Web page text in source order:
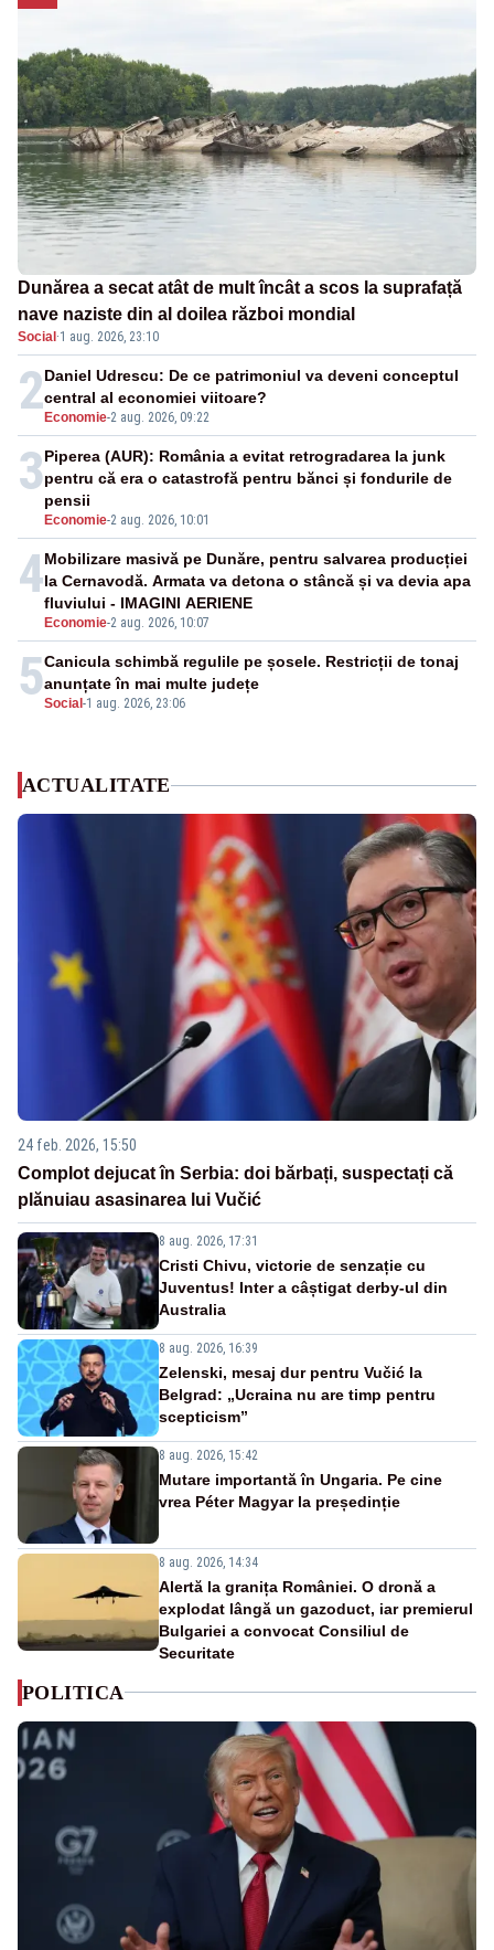
Dunărea a secat atât de mult încât a scos la suprafață
nave naziste din al doilea război mondial
Social ·1 aug. 2026, 23:10
2 Economie-2 aug. 2026, 09:22
Daniel Udrescu: De ce patrimoniul va deveni conceptul
central al economiei viitoare?
3
Economie-2 aug. 2026, 10:01
Piperea (AUR): România a evitat retrogradarea la junk
pentru că era o catastrofă pentru bănci și fondurile de
pensii
4
Economie-2 aug. 2026, 10:07
Mobilizare masivă pe Dunăre, pentru salvarea producției
la Cernavodă. Armata va detona o stâncă și va devia apa
fluviului - IMAGINI AERIENE
5Social -1 aug. 2026, 23:06
Canicula schimbă regulile pe șosele. Restricții de tonaj
anunțate în mai multe județe
ACTUALITATE
24 feb. 2026, 15:50
Complot dejucat în Serbia: doi bărbați, suspectați că
plănuiau asasinarea lui Vučić
8 aug. 2026, 17:31
Cristi Chivu, victorie de senzație cu
Juventus! Inter a câștigat derby-ul din
Australia
8 aug. 2026, 16:39
Zelenski, mesaj dur pentru Vučić la
Belgrad: „Ucraina nu are timp pentru
scepticism”
8 aug. 2026, 15:42
Mutare importantă în Ungaria. Pe cine
vrea Péter Magyar la președinție
8 aug. 2026, 14:34
Alertă la granița României. O dronă a
explodat lângă un gazoduct, iar premierul
Bulgariei a convocat Consiliul de
Securitate
POLITICA